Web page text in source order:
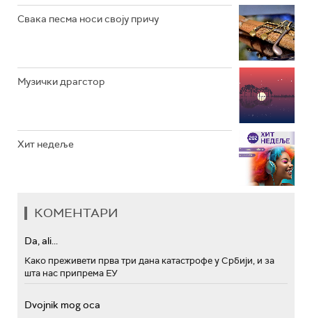
Свака песма носи своју причу
Музички драгстор
Хит недеље
КОМЕНТАРИ
Da, ali...
Како преживети прва три дана катастрофе у Србији, и за
шта нас припрема ЕУ
Dvojnik mog oca